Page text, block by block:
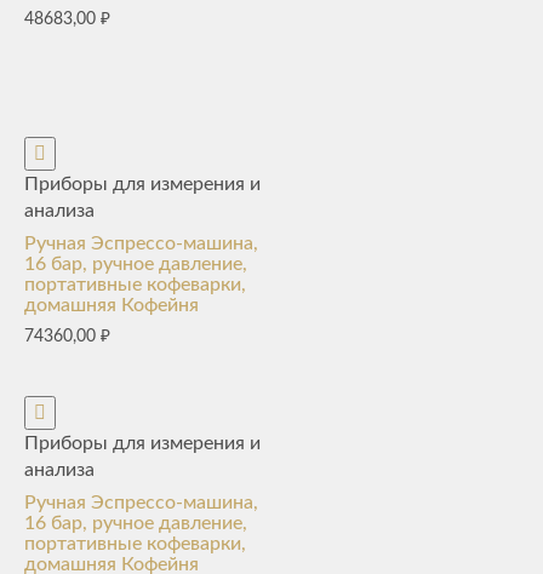
48683,00 ₽
Приборы для измерения и
анализа
Ручная Эспрессо-машина,
16 бар, ручное давление,
портативные кофеварки,
домашняя Кофейня
74360,00 ₽
Приборы для измерения и
анализа
Ручная Эспрессо-машина,
16 бар, ручное давление,
портативные кофеварки,
домашняя Кофейня